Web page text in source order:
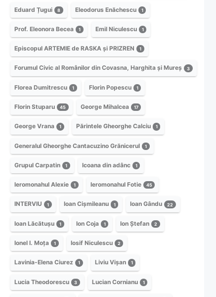
Eduard Țugui 8 Eleodorus Enăchescu 1
Prof. Eleonora Becea 1 Emil Niculescu 1
Episcopul ARTEMIE de RASKA și PRIZREN 1
Forumul Civic al Românilor din Covasna, Harghita și Mureș 3
Florea Dumitrescu 1 Florin Popescu 1
Florin Stuparu 45 George Mihalcea 17
George Vrana 1 Părintele Gheorghe Calciu 1
Generalul Gheorghe Cantacuzino Grănicerul 1
Grupul Carpatin 1 Icoana din adânc 1
Ieromonahul Alexie 1 Ieromonahul Fotie 45
INTERVIU 1 Ioan Cișmileanu 1 Ioan Gându 22
Ioan Lăcătușu 1 Ion Coja 1 Ion Ștefan 2
Ionel I. Moța 1 Iosif Niculescu 2
Lavinia-Elena Ciurez 1 Liviu Vișan 1
Lucia Theodorescu 3 Lucian Cornianu 1